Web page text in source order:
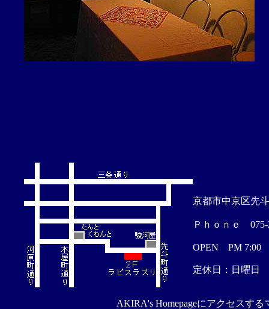
京都市中京区先
Ｐｈｏｎｅ 075-
OPEN PM 7:00
定休日：日曜日
AKIRA's Homepageにアクセスす